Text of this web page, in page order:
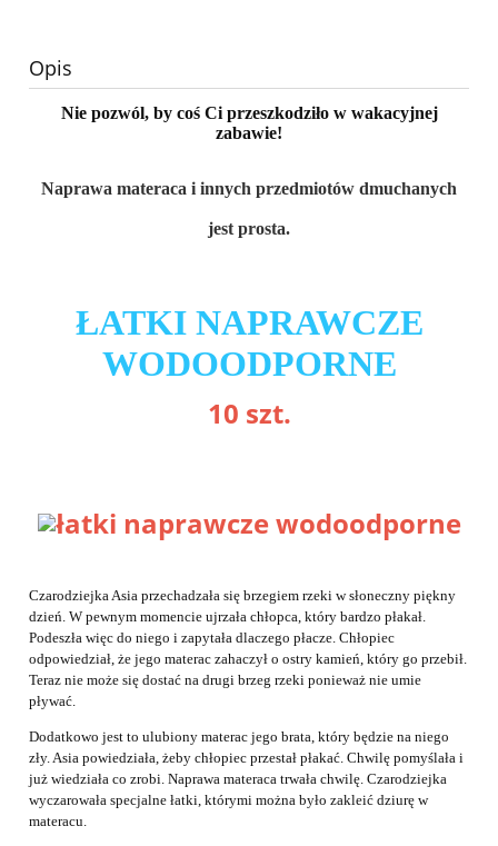
Opis
Nie pozwól, by coś Ci przeszkodziło w wakacyjnej
zabawie!
Naprawa materaca i innych przedmiotów dmuchanych
jest prosta.
ŁATKI NAPRAWCZE
WODOODPORNE
10 szt.
Czarodziejka Asia przechadzała się brzegiem rzeki w słoneczny piękny
dzień. W pewnym momencie ujrzała chłopca, który bardzo płakał.
Podeszła więc do niego i zapytała dlaczego płacze. Chłopiec
odpowiedział, że jego materac zahaczył o ostry kamień, który go przebił.
Teraz nie może się dostać na drugi brzeg rzeki ponieważ nie umie
pływać.
Dodatkowo jest to ulubiony materac jego brata, który będzie na niego
zły. Asia powiedziała, żeby chłopiec przestał płakać. Chwilę pomyślała i
już wiedziała co zrobi. Naprawa materaca trwała chwilę. Czarodziejka
wyczarowała specjalne łatki, którymi można było zakleić dziurę w
materacu.